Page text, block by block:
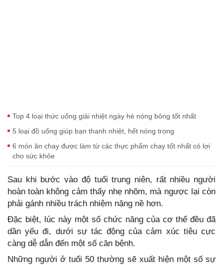
Top 4 loại thức uống giải nhiệt ngày hè nóng bỏng tốt nhất
5 loại đồ uống giúp bạn thanh nhiệt, hết nóng trong
6 món ăn chay được làm từ các thực phẩm chay tốt nhất có lợi
cho sức khỏe
Sau khi bước vào độ tuổi trung niên, rất nhiều người
hoàn toàn không cảm thấy nhẹ nhõm, mà ngược lại còn
phải gánh nhiều trách nhiệm nặng nề hơn.
Đặc biệt, lúc này một số chức năng của cơ thể đều đã
dần yếu đi, dưới sự tác động của cảm xúc tiêu cực
càng dễ dẫn đến một số căn bệnh.
Những người ở tuổi 50 thường sẽ xuất hiện một số sự